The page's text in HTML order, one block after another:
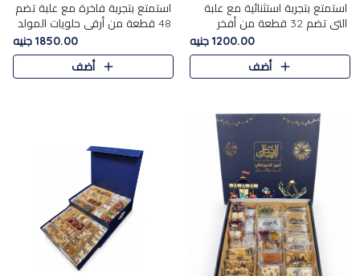
استمتع بتجربة استثنائية مع علبة
التي تضم 32 قطعة من أفخر
حلويات المولد الشرقية، في تشكيلة
تجمع بين الأصالة والاختيارات
الفاخرة. تحتوي العلبة..
1200.00 جنيه
أضف
استمتع بتجربة فاخرة مع علبة تضم
48 قطعة من أرقى حلويات المولد
الشرقية، في تشكيلة تجمع بين
الأصناف التقليدية الفاخرة والاختيارات
1850.00 جنيه
أضف